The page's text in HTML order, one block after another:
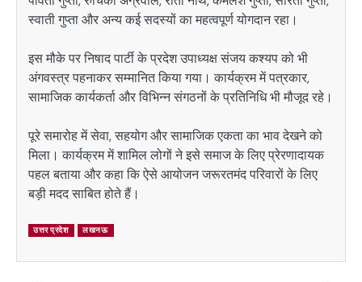
स्वाती गुप्ता और अन्य कई सदस्यों का महत्वपूर्ण योगदान रहा।
इस मौके पर निषाद पार्टी के प्रदेश उपाध्यक्षसंजय कश्यपको भी
अंगवस्त्र पहनाकर सम्मानित किया गया। कार्यक्रम में पत्रकार,
सामाजिक कार्यकर्ता और विभिन्न संगठनों के प्रतिनिधि भी मौजूद रहे।
पूरे समारोह में सेवा, सहयोग और सामाजिक एकता का भाव देखने को
मिला। कार्यक्रम में शामिल लोगों ने इसे समाज के लिए प्रेरणादायक
पहल बताया और कहा कि ऐसे आयोजन जरूरतमंद परिवारों के लिए
बड़ी मदद साबित होते हैं।
उत्तर प्रदेश लखनऊ